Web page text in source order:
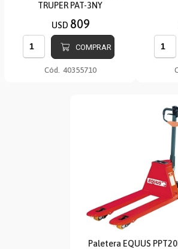
TRUPER PAT-3NY
USD 809
COMPRAR
Cód. 40355710
Paletera EQUUS